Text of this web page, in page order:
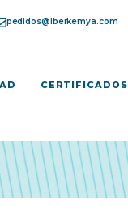
pedidos@iberkemya.com
CERTIFICADOS